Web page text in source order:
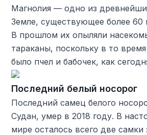
Магнолия — одно из
Земле, существующее более 60
В прошлом их опыляли
тараканы, поскольку в то
было пчел и бабочек, как
Последний белый носорог
Последний самец белого
Судан, умер в 2018 году. В
мире осталось всего две самки